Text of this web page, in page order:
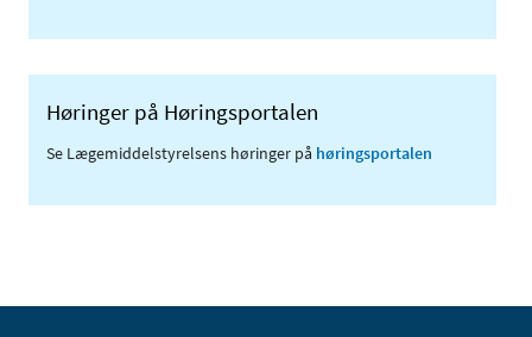
Høringer på Høringsportalen
Se Lægemiddelstyrelsens høringer på høringsportalen